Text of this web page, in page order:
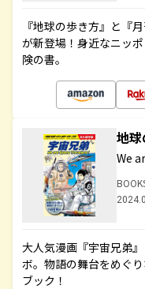
『地球の歩き方』と『
が新登場！身近なニッ
険の書。
地
We
大人気漫画『宇宙兄弟
ボ。物語の舞台をめぐ
ブック！